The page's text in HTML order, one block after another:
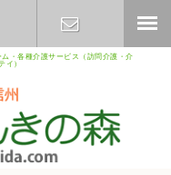
・各種介護サービス（訪問介護・介
イ）
せ